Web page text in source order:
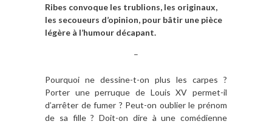
Ribes convoque les trublions, les originaux,
les secoueurs d’opinion, pour bâtir une pièce
légère à l’humour décapant.
–
Pourquoi ne dessine-t-on plus les carpes ?
Porter une perruque de Louis XV permet-il
d’arrêter de fumer ? Peut-on oublier le prénom
de sa fille ? Doit-on dire à une comédienne